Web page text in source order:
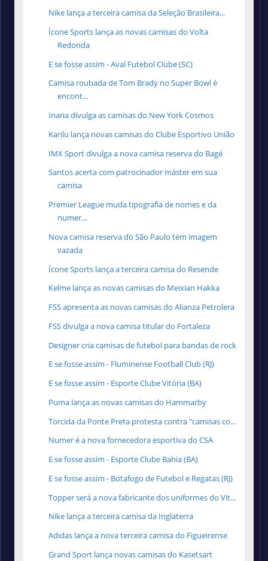
Nike lança a terceira camisa da Seleção Brasileira...
Ícone Sports lança as novas camisas do Volta
Redonda
E se fosse assim - Avaí Futebol Clube (SC)
Camisa roubada de Tom Brady no Super Bowl é
encont...
Inaria divulga as camisas do New York Cosmos
Karilu lança novas camisas do Clube Esportivo União
IMX Sport divulga a nova camisa reserva do Bagé
Santos acerta com patrocinador máster em sua
camisa
Premier League muda tipografia de nomes e da
numer...
Nova camisa reserva do São Paulo tem imagem
vazada
Ícone Sports lança a terceira camisa do Resende
Kelme lança as novas camisas do Meixian Hakka
FSS apresenta as novas camisas do Alianza Petrolera
FSS divulga a nova camisa titular do Fortaleza
Designer cria camisas de futebol para bandas de rock
E se fosse assim - Fluminense Football Club (RJ)
E se fosse assim - Esporte Clube Vitória (BA)
Puma lança as novas camisas do Hammarby
Torcida da Ponte Preta protesta contra "camisas co...
Numer é a nova fornecedora esportiva do CSA
E se fosse assim - Esporte Clube Bahia (BA)
E se fosse assim - Botafogo de Futebol e Regatas (RJ)
Topper será a nova fabricante dos uniformes do Vit...
Nike lança a terceira camisa da Inglaterra
Adidas lança a nova terceira camisa do Figueirense
Grand Sport lança novas camisas do Kasetsart